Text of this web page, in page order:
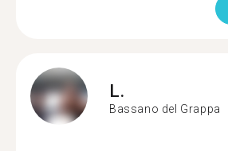
L.
Bassano del Grappa